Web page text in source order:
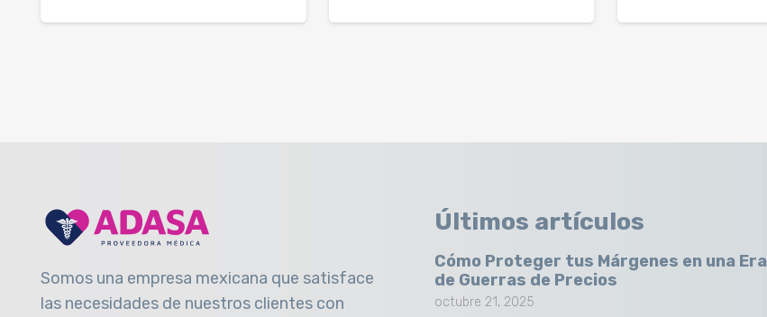
Somos una empresa mexicana que satisface
las necesidades de nuestros clientes con
Últimos artículos
Cómo Proteger tus Márgenes en una Era
de Guerras de Precios
octubre 21, 2025